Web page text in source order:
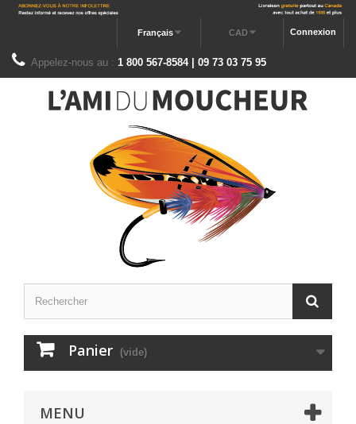
Connexion
CAD
Français
Appelez-nous au : 1 800 567-8584 | 09 73 03 75 95
Panier (vide)
MENU